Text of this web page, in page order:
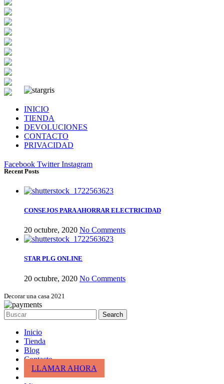
INICIO
TIENDA
DEVOLUCIONES
CONTACTO
PRIVACIDAD
Facebook Twitter Instagram
Recent Posts
CONSEJOS PARA AHORRAR ELECTRICIDAD
20 octubre, 2020 No Comments
STAR PLG ONLINE
20 octubre, 2020 No Comments
Decorar una casa 2021
Search
Inicio
Tienda
Blog
Contacto
LLAMAR AHORA